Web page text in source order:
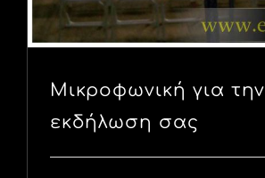
Μικροφωνική για την
εκδήλωση σας